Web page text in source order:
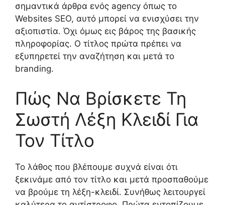
σημαντικά άρθρα ενός agency όπως το
Websites SEO, αυτό μπορεί να ενισχύσει την
αξιοπιστία. Όχι όμως εις βάρος της βασικής
πληροφορίας. Ο τίτλος πρώτα πρέπει να
εξυπηρετεί την αναζήτηση και μετά το
branding.
Πώς Να Βρίσκετε Τη
Σωστή Λέξη Κλειδί Για
Τον Τίτλο
Το λάθος που βλέπουμε συχνά είναι ότι
ξεκινάμε από τον τίτλο και μετά προσπαθούμε
να βρούμε τη λέξη-κλειδί. Συνήθως λειτουργεί